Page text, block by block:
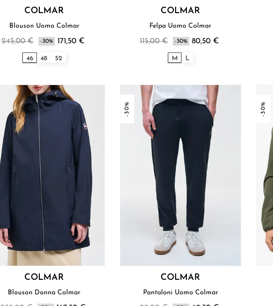
COLMAR
Blouson Uomo Colmar
245,00 € -30% 171,50 €
46 48 52
COLMAR
Felpa Uomo Colmar
115,00 € -30% 80,50 €
M L
COLMAR
Blouson Donna Colmar
-30%
COLMAR
Pantaloni Uomo Colmar
-30%